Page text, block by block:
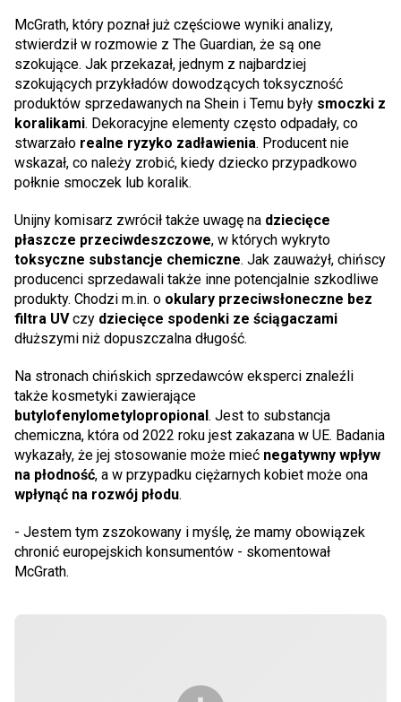
McGrath, który poznał już częściowe wyniki analizy,
stwierdził w rozmowie z The Guardian, że są one
szokujące. Jak przekazał, jednym z najbardziej
szokujących przykładów dowodzących toksyczność
produktów sprzedawanych na Shein i Temu były smoczki z
koralikami. Dekoracyjne elementy często odpadały, co
stwarzało realne ryzyko zadławienia. Producent nie
wskazał, co należy zrobić, kiedy dziecko przypadkowo
połknie smoczek lub koralik.
Unijny komisarz zwrócił także uwagę na dziecięce
płaszcze przeciwdeszczowe, w których wykryto
toksyczne substancje chemiczne. Jak zauważył, chińscy
producenci sprzedawali także inne potencjalnie szkodliwe
produkty. Chodzi m.in. o okulary przeciwsłoneczne bez
filtra UVczy dziecięce spodenki ze ściągaczami
dłuższymi niż dopuszczalna długość.
Na stronach chińskich sprzedawców eksperci znaleźli
także kosmetyki zawierające
butylofenylometylopropional. Jest to substancja
chemiczna, która od 2022 roku jest zakazana w UE. Badania
wykazały, że jej stosowanie może mieć negatywny wpływ
na płodność, a w przypadku ciężarnych kobiet może ona
wpłynąć na rozwój płodu.
- Jestem tym zszokowany i myślę, że mamy obowiązek
chronić europejskich konsumentów - skomentował
McGrath.